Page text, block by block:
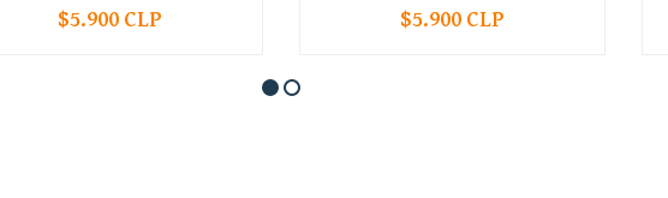
+
$5.900 CLP +
$5.900 CLP